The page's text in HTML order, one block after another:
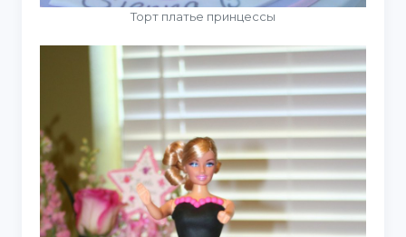
Торт платье принцессы